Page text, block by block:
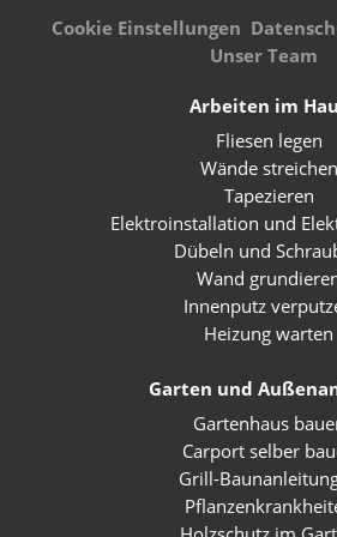
Cookie Einstellungen
Unser Team
Arbeiten im
Fliesen legen
Wände streichen
Tapezieren
Elektroinstallation und
Dübeln und
Wand
Innenputz
Heizung warten
Garten und
Gartenhaus
Carport selber
Grill-